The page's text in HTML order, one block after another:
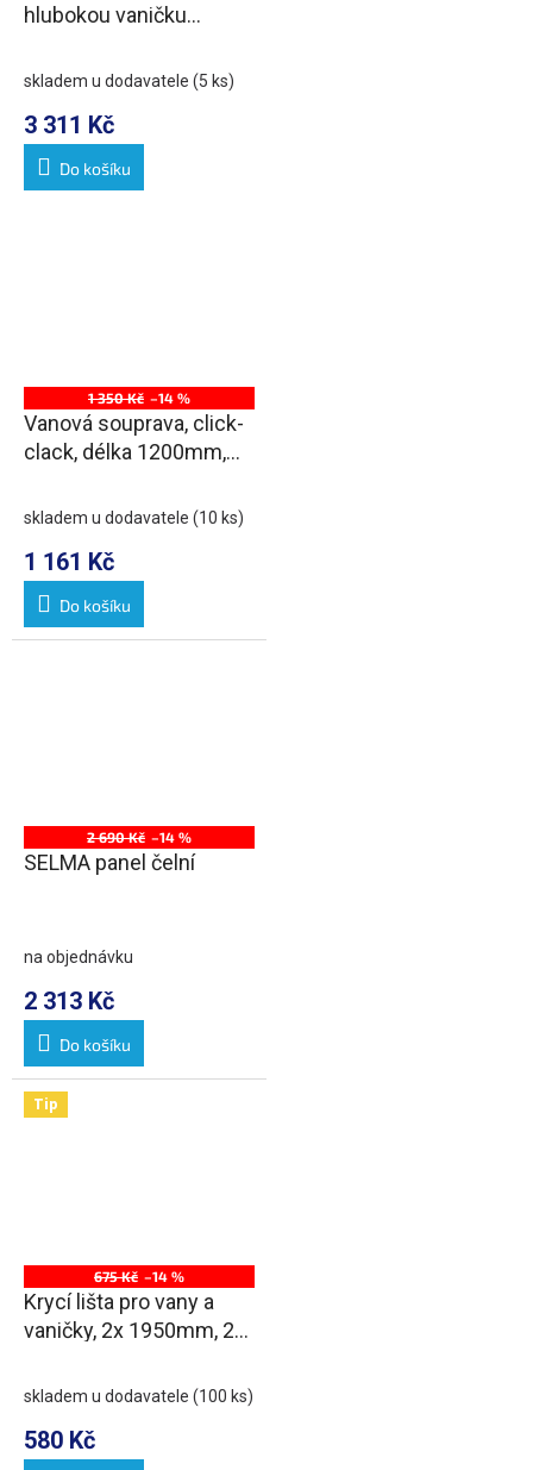
hlubokou vaničku
skladem u dodavatele (5 ks)
3 311 Kč
Do košíku
1 350 Kč –14 %
Vanová souprava, click-
clack, délka 1200mm,
skladem u dodavatele (10 ks)
1 161 Kč
Do košíku
2 690 Kč –14 %
SELMA panel čelní
na objednávku
2 313 Kč
Do košíku
Tip
675 Kč –14 %
Krycí lišta pro vany a
vaničky, 2x 1950mm, 2x
skladem u dodavatele (100 ks)
580 Kč